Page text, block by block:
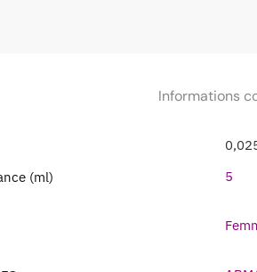
Informations
(ml)
5